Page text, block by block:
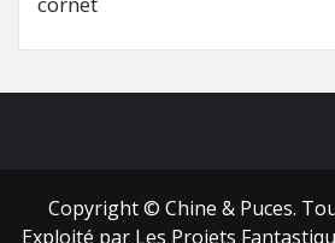
Copyright © Chine & Puces.
Exploité par Les Projets